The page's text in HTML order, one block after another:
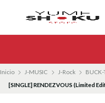
Inicio J-MUSIC J-Rock
BUCK-
[SINGLE] RENDEZVOUS (Limited